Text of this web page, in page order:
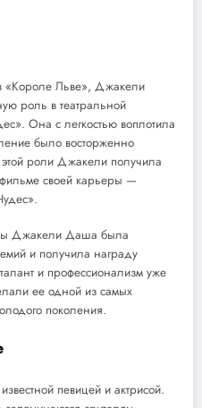
«Короле Льве», Джакели
роль в театральной
Она с легкостью воплотила
было восторженно
роли Джакели получила
своей карьеры —
Джакели Даша была
и получила награду
и профессионализм уже
ее одной из самых
поколения.
певицей и актрисой.